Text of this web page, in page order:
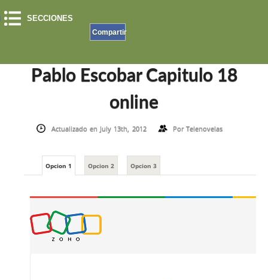
SECCIONES
Compartir
EL PATRON DEL MAL»PABLO ESCOBAR CAPITULO 18 ONLINE
Pablo Escobar Capitulo 18
online
Actualizado en July 13th, 2012 Por Telenovelas
Opcion 1 Opcion 2 Opcion 3